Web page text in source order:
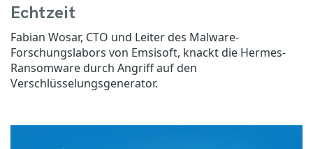
Echtzeit
Fabian Wosar, CTO und Leiter des Malware-
Forschungslabors von Emsisoft, knackt die Hermes-
Ransomware durch Angriff auf den
Verschlüsselungsgenerator.